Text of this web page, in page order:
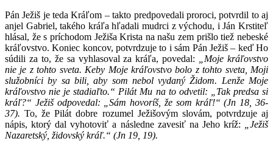
Pán Ježiš je teda Kráľom – takto predpovedali proroci, potvrdil to aj
anjel Gabriel, takého kráľa hľadali mudrci z východu, i Ján Krstiteľ
hlásal, že s príchodom Ježiša Krista na našu zem prišlo tiež nebeské
kráľovstvo. Koniec koncov, potvrdzuje to i sám Pán Ježiš – keď Ho
súdili za to, že sa vyhlasoval za kráľa, povedal: „Moje kráľovstvo
nie je z tohto sveta. Keby Moje kráľovstvo bolo z tohto sveta, Moji
služobníci by sa bili, aby som nebol vydaný Židom. Lenže Moje
kráľovstvo nie je stadiaľto.“ Pilát Mu na to odvetil: „Tak predsa si
kráľ?“ Ježiš odpovedal: „Sám hovoríš, že som kráľ!“ (Jn 18, 36-
37). To, že Pilát dobre rozumel Ježišovým slovám, potvrdzuje aj
nápis, ktorý dal vyhotoviť a následne zavesiť na Jeho kríž:
„Ježiš
Nazaretský, židovský kráľ.“ (Jn 19, 19).